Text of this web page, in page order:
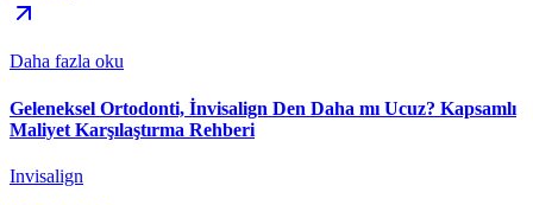
Daha fazla oku
Geleneksel Ortodonti, İnvisalign Den Daha mı Ucuz? Kapsamlı
Maliyet Karşılaştırma Rehberi
Invisalign